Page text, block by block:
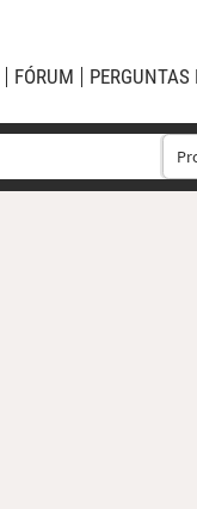
FÓRUM PERGUNTAS